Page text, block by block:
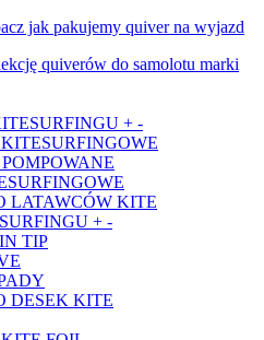
jak pakujemy quiver na wyjazd
quiverów do samolotu marki
+ -
LATAWCÓW KITE
+ -
TIP
DESEK KITE